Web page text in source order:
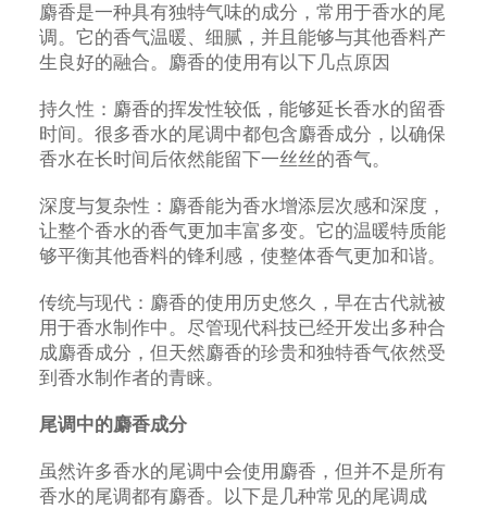
麝香是一种具有独特气味的成分，常用于香水的尾
调。它的香气温暖、细腻，并且能够与其他香料产
生良好的融合。麝香的使用有以下几点原因
持久性：麝香的挥发性较低，能够延长香水的留香
时间。很多香水的尾调中都包含麝香成分，以确保
香水在长时间后依然能留下一丝丝的香气。
深度与复杂性：麝香能为香水增添层次感和深度，
让整个香水的香气更加丰富多变。它的温暖特质能
够平衡其他香料的锋利感，使整体香气更加和谐。
传统与现代：麝香的使用历史悠久，早在古代就被
用于香水制作中。尽管现代科技已经开发出多种合
成麝香成分，但天然麝香的珍贵和独特香气依然受
到香水制作者的青睐。
尾调中的麝香成分
虽然许多香水的尾调中会使用麝香，但并不是所有
香水的尾调都有麝香。以下是几种常见的尾调成